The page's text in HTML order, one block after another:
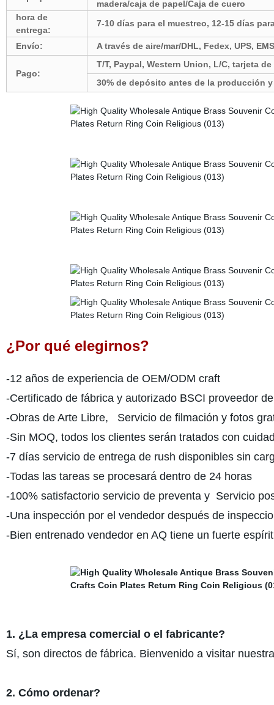
madera/caja de papel/Caja de cuero
hora de
entrega:
7-10 días para el muestreo, 12-15 días
Envío: A través de aire/mar/DHL, Fedex, UPS,
Pago:
T/T, Paypal, Western Union, L/C, tarjeta
30% de depósito antes de la producción
¿Por qué elegirnos?
-12 años de experiencia de OEM/ODM craft
-Certificado de fábrica y autorizado BSCI proveedor
-Obras de Arte Libre, Servicio de filmación y fotos
-Sin MOQ, todos los clientes serán tratados con
-7 días servicio de entrega de rush disponibles sin
-Todas las tareas se procesará dentro de 24 horas
-100% satisfactorio servicio de preventa y Servicio
-Una inspección por el vendedor después de
-Bien entrenado vendedor en AQ tiene un fuerte
1. ¿La empresa comercial o el fabricante?
Sí, son directos de fábrica. Bienvenido a visitar
2. Cómo ordenar?